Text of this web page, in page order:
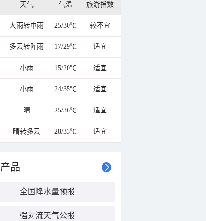
天气 气温 旅游指数
大雨转中雨 25/30℃ 较不宜
多云转阵雨 17/29℃ 适宜
小雨 15/20℃ 适宜
小雨 24/35℃ 适宜
晴 25/36℃ 适宜
晴转多云 28/33℃ 适宜
品
全国降水量预报
强对流天气公报